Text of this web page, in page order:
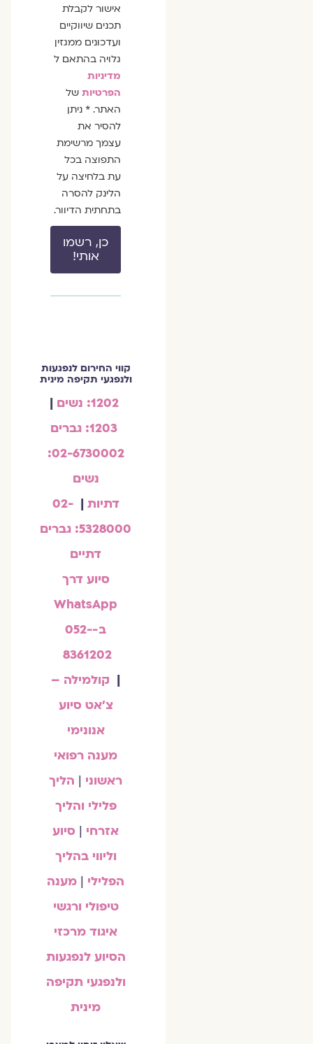
אישור לקבלת
תכנים שיווקיים
ועדכונים ממגזין
גלויה בהתאם ל
מדיניות
הפרטיותשל
האתר. * ניתן
להסיר את
עצמך מרשימת
התפוצה בכל
עת בלחיצה על
הלינק להסרה
בתחתית הדיוור.
כן, רשמו
אותי!
קווי החירום לנפגעות
ולנפגעי תקיפה מינית
|
02-6730002:
נשים
דתיות|
02-
5328000: גברים
דתיים
סיוע דרך
WhatsApp
ב-052-
8361202
| קולמילה –
צ'אט סיוע
אנונימי
מענה רפואי
ראשוני| הליך
פלילי והליך
אזרחי| סיוע
וליווי בהליך
הפלילי| מענה
טיפולי ורגשי
איגוד מרכזי
הסיוע לנפגעות
ולנפגעי תקיפה
מינית